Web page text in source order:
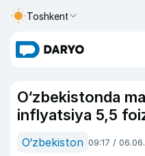
Toshkent
O‘zbekistonda
inflyatsiya 5,5
O‘zbekiston 09:17 /